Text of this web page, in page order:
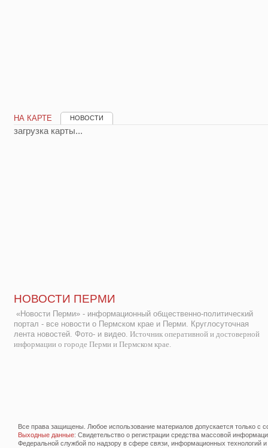
НА КАРТЕ НОВОСТИ
загрузка карты...
НОВОСТИ ПЕРМИ
«Новости Перми» - информационный общественно-политический
портал - все новости о Пермском крае и Перми. Круглосуточная
лента новостей. Фото- и видео. Источник оперативной и достоверной
информации о городе Перми и Пермском крае.
Все права защищены. Любое использование материалов допускается только с
Выходные данные: Свидетельство о регистрации средства массовой
Федеральной службой по надзору в сфере связи, информационных технологий